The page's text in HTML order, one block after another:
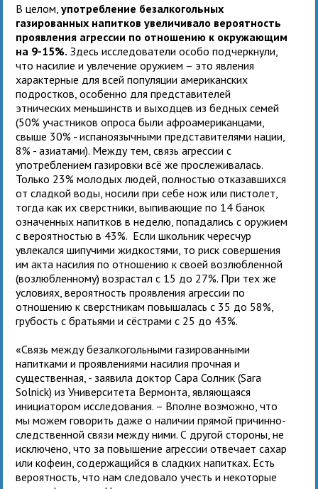
В целом,употребление безалкогольных
газированных напитков увеличивало вероятность
проявления агрессии по отношению к окружающим
на 9-15%. Здесь исследователи особо подчеркнули,
что насилие и увлечение оружием – это явления
характерные для всей популяции американских
подростков, особенно для представителей
этнических меньшинств и выходцев из бедных семей
(50% участников опроса были афроамериканцами,
свыше 30% - испаноязычными представителями нации,
8% - азиатами). Между тем, связь агрессии с
употреблением газировки всё же прослеживалась.
Только 23% молодых людей, полностью отказавшихся
от сладкой воды, носили при себе нож или пистолет,
тогда как их сверстники, выпивающие по 14 банок
означенных напитков в неделю, попадались с оружием
с вероятностью в 43%. Если школьник чересчур
увлекался шипучими жидкостями, то риск совершения
им акта насилия по отношению к своей возлюбленной
(возлюбленному) возрастал с 15 до 27%. При тех же
условиях, вероятность проявления агрессии по
отношению к сверстникам повышалась с 35 до 58%,
грубость с братьями и сёстрами с 25 до 43%.
«Связь между безалкогольными газированными
напитками и проявлениями насилия прочная и
существенная, - заявила доктор Сара Солник (Sara
Solnick) из Университета Вермонта, являющаяся
инициатором исследования. – Вполне возможно, что
мы можем говорить даже о наличии прямой причинно-
следственной связи между ними. С другой стороны, не
исключено, что за повышение агрессии отвечает сахар
или кофеин, содержащийся в сладких напитках. Есть
вероятность, что нам следовало учесть и некоторые